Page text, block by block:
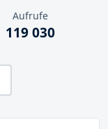
Aufrufe
119 030